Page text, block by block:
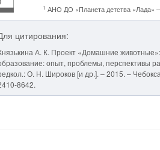
1 АНО ДО «Планета детства «Лада»
цитирования:
А. К. Проект «Домашние
опыт, проблемы, перспективы
О. Н. Широков [и др.]. – 2015. –
8642.